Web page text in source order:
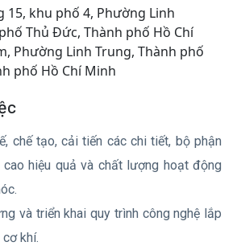
15, khu phố 4, Phường Linh
Thủ Đức, Thành phố Hồ Chí
Phường Linh Trung, Thành phố
phố Hồ Chí Minh
chế tạo, cải tiến các chi tiết, bộ phận
cao hiệu quả và chất lượng hoạt động
và triển khai quy trình công nghệ lắp
khí.